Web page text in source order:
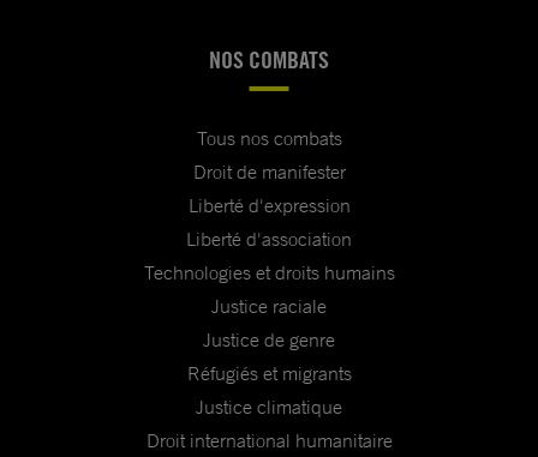
NOS COMBATS
Tous nos combats
Droit de manifester
Liberté d'expression
Liberté d'association
Technologies et droits humains
Justice raciale
Justice de genre
Réfugiés et migrants
Justice climatique
Droit international humanitaire